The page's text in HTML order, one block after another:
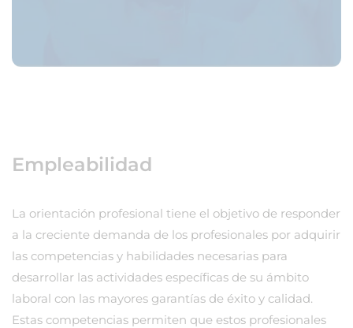
Empleabilidad
La orientación profesional tiene el objetivo de responder
a la creciente demanda de los profesionales por adquirir
las competencias y habilidades necesarias para
desarrollar las actividades específicas de su ámbito
laboral con las mayores garantías de éxito y calidad.
Estas competencias permiten que estos profesionales